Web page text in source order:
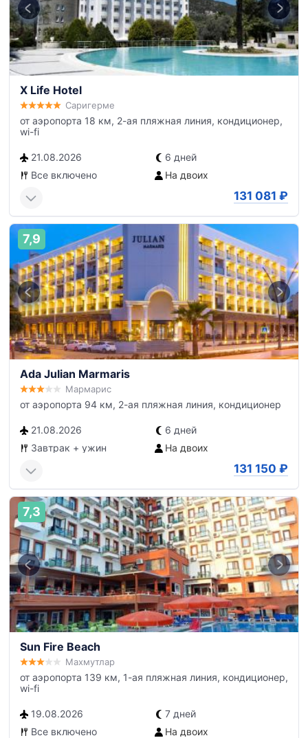
X Life Hotel
Саригерме
от аэропорта 18 км, 2-ая пляжная линия, кондиционер,
wi-fi
21.08.2026
6 дней
Все включено
На двоих
131 081 ₽
7,9
Ada Julian Marmaris
Мармарис
от аэропорта 94 км, 2-ая пляжная линия, кондиционер
21.08.2026
6 дней
Завтрак + ужин
На двоих
131 150 ₽
7,3
Sun Fire Beach
Махмутлар
от аэропорта 139 км, 1-ая пляжная линия, кондиционер,
wi-fi
19.08.2026
7 дней
Все включено
На двоих